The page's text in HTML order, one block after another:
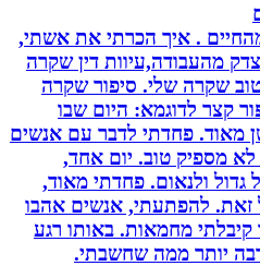
. איך הכרתי את אשתי,
מהעבודה,עיוות דין שקרה
שקרה שלי. סיפור שקרה
קצר לדוגמא: היום שבו
מאוד. פחדתי לדבר עם אנשים
מספיק טוב. יום אחד,
ולנאום. פחדתי מאוד,
להפתעתי, אנשים אהבו
מחמאות. באותו רגע
יותר ממה שחשבתי.